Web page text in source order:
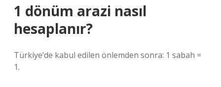
1 dönüm arazi nasıl
hesaplanır?
Türkiye’de kabul edilen önlemden sonra: 1 sabah =
1.